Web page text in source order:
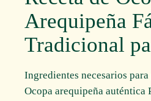
Arequipeña
Tradicional
Ingredientes necesarios
Ocopa arequipeña auténtica